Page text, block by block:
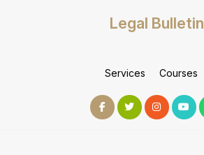
Legal Bulletin
Services Courses